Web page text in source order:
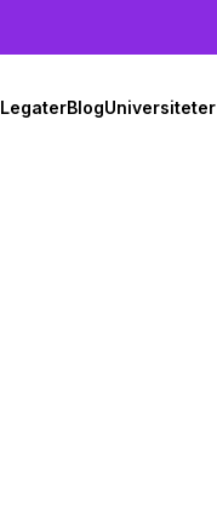
LegaterBlogUniversiteter